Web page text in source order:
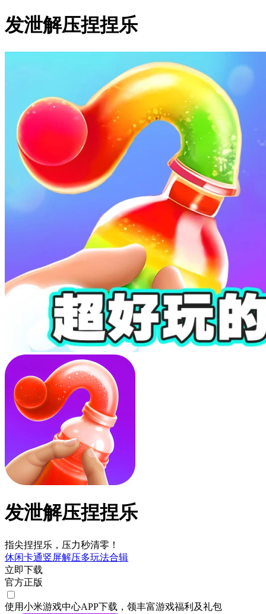
发泄解压捏捏乐
发泄解压捏捏乐
指尖捏捏乐，压力秒清零！
休闲卡通竖屏解压多玩法合辑
立即下载
官方正版
使用小米游戏中心APP下载 ，领丰富游戏福利 及礼包